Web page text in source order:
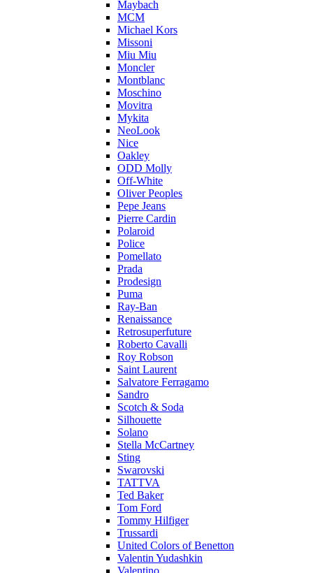
Maybach
MCM
Michael Kors
Missoni
Miu Miu
Moncler
Montblanc
Moschino
Movitra
Mykita
NeoLook
Nice
Oakley
ODD Molly
Off-White
Oliver Peoples
Pepe Jeans
Pierre Cardin
Polaroid
Police
Pomellato
Prada
Prodesign
Puma
Ray-Ban
Renaissance
Retrosuperfuture
Roberto Cavalli
Roy Robson
Saint Laurent
Salvatore Ferragamo
Sandro
Scotch & Soda
Silhouette
Solano
Stella McCartney
Sting
Swarovski
TATTVA
Ted Baker
Tom Ford
Tommy Hilfiger
Trussardi
United Colors of Benetton
Valentin Yudashkin
Valentino